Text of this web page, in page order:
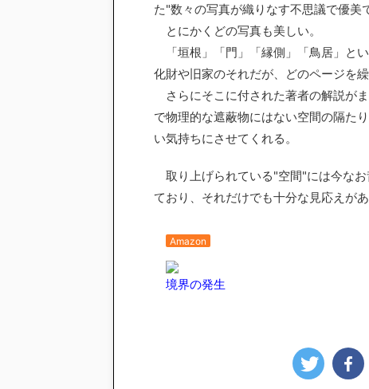
た"数々の写真が織りなす不思議で優美
とにかくどの写真も美しい。
「垣根」「門」「縁側」「鳥居」と
化財や旧家のそれだが、どのページを
さらにそこに付された著者の解説が
で物理的な遮蔽物にはない空間の隔た
い気持ちにさせてくれる。
取り上げられている"空間"には今な
ており、それだけでも十分な見応えが
Amazon
境界の発生